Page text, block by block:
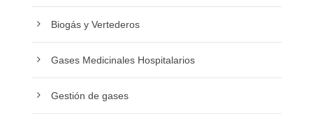
Biogás y Vertederos
Gases Medicinales Hospitalarios
Gestión de gases